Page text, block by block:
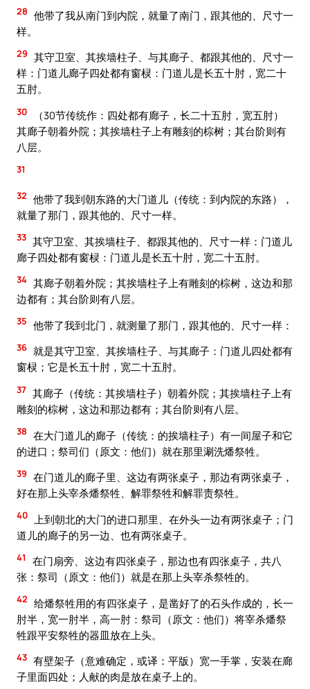
28 他带了我从南门到内院，就量了南门，跟其他的、尺寸一
样。
29 其守卫室、其挨墙柱子、与其廊子、都跟其他的、尺寸一
样：门道儿廊子四处都有窗棂：门道儿是长五十肘，宽二十
五肘。
30
（30节传统作：四处都有廊子，长二十五肘，宽五肘）
其廊子朝着外院；其挨墙柱子上有雕刻的棕树；其台阶则有
八层。
31
32 他带了我到朝东路的大门道儿（传统：到内院的东路），
就量了那门，跟其他的、尺寸一样。
33 其守卫室、其挨墙柱子、都跟其他的、尺寸一样：门道儿
廊子四处都有窗棂：门道儿是长五十肘，宽二十五肘。
34 其廊子朝着外院；其挨墙柱子上有雕刻的棕树，这边和那
边都有；其台阶则有八层。
35 他带了我到北门，就测量了那门，跟其他的、尺寸一样：
36 就是其守卫室、其挨墙柱子、与其廊子：门道儿四处都有
窗棂；它是长五十肘，宽二十五肘。
37 其廊子（传统：其挨墙柱子）朝着外院；其挨墙柱子上有
雕刻的棕树，这边和那边都有；其台阶则有八层。
38 在大门道儿的廊子（传统：的挨墙柱子）有一间屋子和它
的进口；祭司们（原文：他们）就在那里涮洗燔祭牲。
39 在门道儿的廊子里、这边有两张桌子，那边有两张桌子，
好在那上头宰杀燔祭牲、解罪祭牲和解罪责祭牲。
40
上到朝北的大门的进口那里、在外头一边有两张桌子；门
道儿的廊子的另一边、也有两张桌子。
41
在门扇旁、这边有四张桌子，那边也有四张桌子，共八
张：祭司（原文：他们）就是在那上头宰杀祭牲的。
42 给燔祭牲用的有四张桌子，是凿好了的石头作成的，长一
肘半，宽一肘半，高一肘：祭司（原文：他们）将宰杀燔祭
牲跟平安祭牲的器皿放在上头。
43 有壁架子（意难确定，或译：平版）宽一手掌，安装在廊
子里面四处；人献的肉是放在桌子上的。